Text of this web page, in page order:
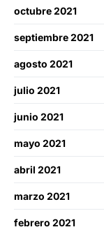
octubre 2021
septiembre 2021
agosto 2021
julio 2021
junio 2021
mayo 2021
abril 2021
marzo 2021
febrero 2021